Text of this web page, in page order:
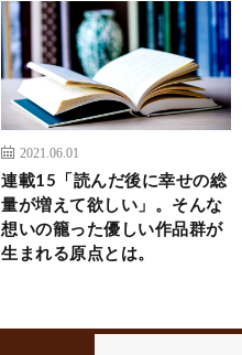
2021.06.01
連載15「読んだ後に幸せの総
量が増えて欲しい」。そんな
想いの籠った優しい作品群が
生まれる原点とは。